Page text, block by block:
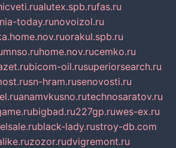
alutex.spb.rufas.ru
today.runovoizol.ru
orakul.spb.ru
mnso.ruhome.nov.rucemko.ru
bicom-oil.rusuperiorsearch.ru
sn-hram.rusenovosti.ru
anamvkusno.rutechnosaratov.ru
bigbad.ru227gp.ruwes-ex.ru
black-lady.rustroy-db.com
zozor.rudvigremont.ru